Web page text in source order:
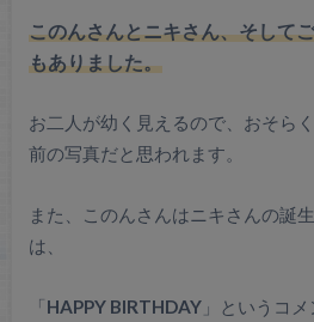
このんさんとニキさん、そして
もありました。
お二人が幼く見えるので、おそら
前の写真だと思われます。
また、このんさんはニキさんの誕
は、
「HAPPY BIRTHDAY」というコ